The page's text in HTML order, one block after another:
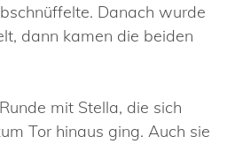
Danach wurde
dann kamen die beiden
mit Stella, die sich
Tor hinaus ging. Auch sie